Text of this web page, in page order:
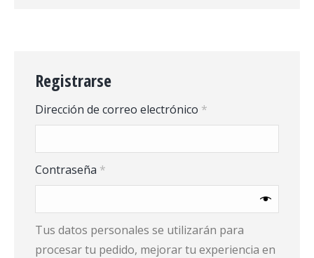
Registrarse
Dirección de correo electrónico *
Contraseña *
Tus datos personales se utilizarán para
procesar tu pedido, mejorar tu experiencia en